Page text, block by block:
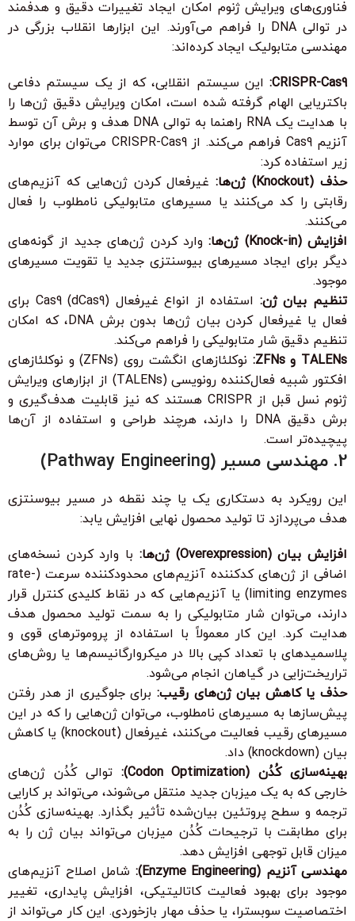
فناوری‌های ویرایش ژنوم امکان ایجاد تغییرات دقیق و هدفمند
در توالی DNA را فراهم می‌آورند. این ابزارها انقلاب بزرگی در
مهندسی متابولیک ایجاد کرده‌اند:
CRISPR-Cas9: این سیستم انقلابی، که از یک سیستم دفاعی
باکتریایی الهام گرفته شده است، امکان ویرایش دقیق ژن‌ها را
با هدایت یک RNA راهنما به توالی DNA هدف و برش آن توسط
آنزیم Cas9 فراهم می‌کند. از CRISPR-Cas9 می‌توان برای موارد
زیر استفاده کرد:
حذف (Knockout) ژن‌ها:
غیرفعال کردن ژن‌هایی که آنزیم‌های
رقابتی را کد می‌کنند یا مسیرهای متابولیکی نامطلوب را فعال
می‌کنند.
افزایش (Knock-in) ژن‌ها:
وارد کردن ژن‌های جدید از گونه‌های
دیگر برای ایجاد مسیرهای بیوسنتزی جدید یا تقویت مسیرهای
موجود.
تنظیم بیان ژن:
استفاده از انواع غیرفعال Cas9 (dCas9) برای
فعال یا غیرفعال کردن بیان ژن‌ها بدون برش DNA، که امکان
تنظیم دقیق شار متابولیکی را فراهم می‌کند.
TALENs و ZFNs:
نوکلئازهای انگشت روی (ZFNs) و نوکلئازهای
افکتور شبیه فعال‌کننده رونویسی (TALENs) از ابزارهای ویرایش
ژنوم نسل قبل از CRISPR هستند که نیز قابلیت هدف‌گیری و
برش دقیق DNA را دارند، هرچند طراحی و استفاده از آن‌ها
پیچیده‌تر است.
2. مهندسی مسیر (Pathway Engineering)
این رویکرد به دستکاری یک یا چند نقطه در مسیر بیوسنتزی
هدف می‌پردازد تا تولید محصول نهایی افزایش یابد:
افزایش بیان (Overexpression) ژن‌ها:
با وارد کردن نسخه‌های
اضافی از ژن‌های کدکننده آنزیم‌های محدودکننده سرعت (rate-
limiting enzymes) یا آنزیم‌هایی که در نقاط کلیدی کنترل قرار
دارند، می‌توان شار متابولیکی را به سمت تولید محصول هدف
هدایت کرد. این کار معمولاً با استفاده از پروموترهای قوی و
پلاسمیدهای با تعداد کپی بالا در میکروارگانیسم‌ها یا روش‌های
تراریخت‌زایی در گیاهان انجام می‌شود.
حذف یا کاهش بیان ژن‌های رقیب: برای جلوگیری از هدر رفتن
پیش‌سازها به مسیرهای نامطلوب، می‌توان ژن‌هایی را که در این
مسیرهای رقیب فعالیت می‌کنند، غیرفعال (knockout) یا کاهش
بیان (knockdown) داد.
بهینه‌سازی کُدُن (Codon Optimization):
توالی کُدُن ژن‌های
خارجی که به یک میزبان جدید منتقل می‌شوند، می‌تواند بر کارایی
ترجمه و سطح پروتئین بیان‌شده تأثیر بگذارد. بهینه‌سازی کُدُن
برای مطابقت با ترجیحات کُدُن میزبان می‌تواند بیان ژن را به
میزان قابل توجهی افزایش دهد.
مهندسی آنزیم (Enzyme Engineering):
شامل اصلاح آنزیم‌های
موجود برای بهبود فعالیت کاتالیتیکی، افزایش پایداری، تغییر
اختصاصیت سوبسترا، یا حذف مهار بازخوردی. این کار می‌تواند از